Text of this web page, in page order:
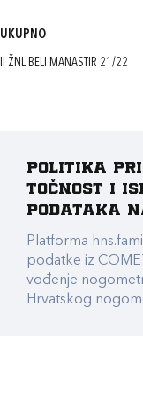
UKUPNO
II ŽNL BELI MANASTIR 21/22
Politika
točnost i
podataka
Platforma
podatke iz
vođenje
Hrvatskog